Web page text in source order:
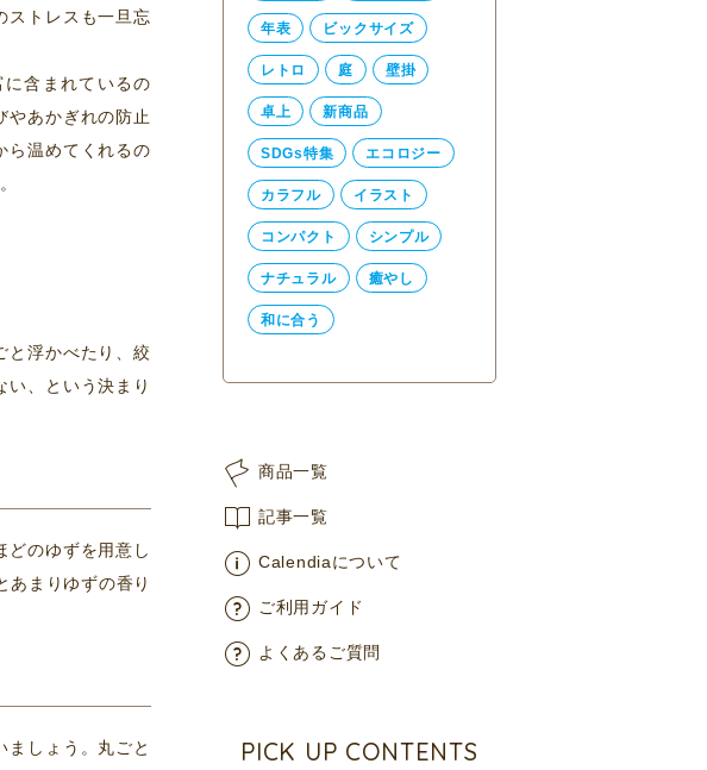
ストレスも一旦忘
含まれているの
やあかぎれの防止
ら温めてくれるの
と浮かべたり、絞
、という決まり
どのゆずを用意し
あまりゆずの香り
しょう。丸ごと
年表 ビックサイズ
レトロ 庭 壁掛
卓上 新商品
SDGs特集 エコロジー
カラフル イラスト
コンパクト シンプル
ナチュラル 癒やし
和に合う
商品一覧
記事一覧
Calendiaについて
ご利用ガイド
よくあるご質問
PICK UP CONTENTS